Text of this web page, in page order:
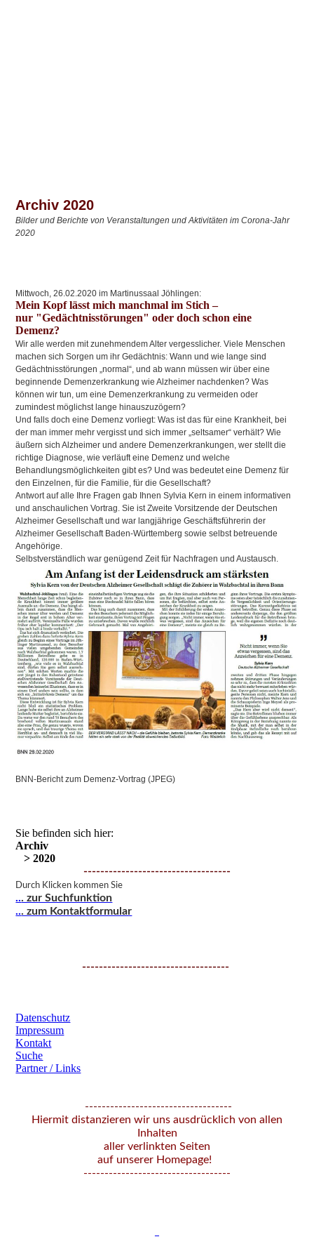
Archiv 2020
Bilder und Berichte von Veranstaltungen und Aktivitäten im Corona-Jahr
2020
Mittwoch, 26.02.2020 im Martinussaal Jöhlingen:
Mein Kopf lässt mich manchmal im Stich –
nur "Gedächtnisstörungen" oder doch schon eine
Demenz?
Wir alle werden mit zunehmendem Alter vergesslicher. Viele Menschen
machen sich Sorgen um ihr Gedächtnis: Wann und wie lange sind
Gedächtnisstörungen „normal“, und ab wann müssen wir über eine
beginnende Demenzerkrankung wie Alzheimer nachdenken? Was
können wir tun, um eine Demenzerkrankung zu vermeiden oder
zumindest möglichst lange hinauszuzögern?
Und falls doch eine Demenz vorliegt: Was ist das für eine Krankheit, bei
der man immer mehr vergisst und sich immer „seltsamer“ verhält? Wie
äußern sich Alzheimer und andere Demenzerkrankungen, wer stellt die
richtige Diagnose, wie verläuft eine Demenz und welche
Behandlungsmöglichkeiten gibt es? Und was bedeutet eine Demenz für
den Einzelnen, für die Familie, für die Gesellschaft?
Antwort auf alle Ihre Fragen gab Ihnen Sylvia Kern in einem informativen
und anschaulichen Vortrag. Sie ist Zweite Vorsitzende der Deutschen
Alzheimer Gesellschaft und war langjährige Geschäftsführerin der
Alzheimer Gesellschaft Baden-Württemberg sowie selbst betreuende
Angehörige.
Selbstverständlich war genügend Zeit für Nachfragen und Austausch.
BNN-Bericht zum Demenz-Vortrag (JPEG)
Sie befinden sich hier:
Archiv
> 2020
-----------------------------------
Durch Klicken kommen Sie
... zur Suchfunktion
... zum Kontaktformular
-----------------------------------
Datenschutz
Impressum
Kontakt
Suche
Partner / Links
-----------------------------------
Hiermit distanzieren wir uns ausdrücklich von allen
Inhalten
aller verlinkten Seiten
auf unserer Homepage!
-----------------------------------